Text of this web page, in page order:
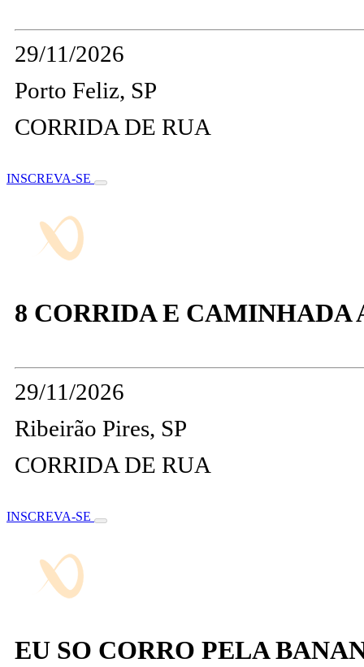
29/11/2026
Porto Feliz, SP
CORRIDA DE RUA
INSCREVA-SE
8 CORRIDA E CAMINHADA
29/11/2026
Ribeirão Pires, SP
CORRIDA DE RUA
INSCREVA-SE
EU SO CORRO PELA